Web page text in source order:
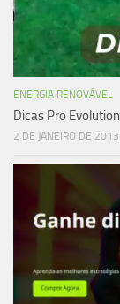
ENERGIA RENOVÁVEL
Dicas Pro
2 DE JANEIRO DE 2013